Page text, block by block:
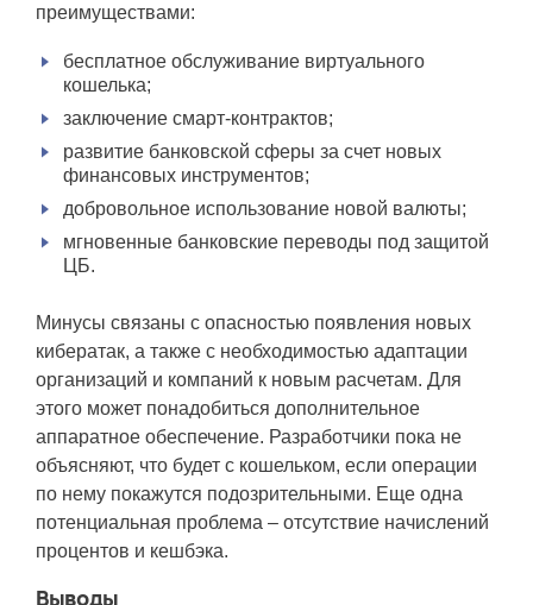
преимуществами:
бесплатное обслуживание виртуального
кошелька;
заключение смарт-контрактов;
развитие банковской сферы за счет новых
финансовых инструментов;
добровольное использование новой валюты;
мгновенные банковские переводы под защитой
ЦБ.
Минусы связаны с опасностью появления новых
кибератак, а также с необходимостью адаптации
организаций и компаний к новым расчетам. Для
этого может понадобиться дополнительное
аппаратное обеспечение. Разработчики пока не
объясняют, что будет с кошельком, если операции
по нему покажутся подозрительными. Еще одна
потенциальная проблема – отсутствие начислений
процентов и кешбэка.
Выводы